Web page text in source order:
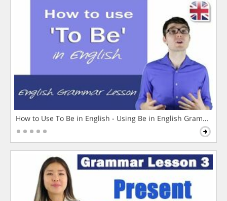
How to Use To Be in English - Using Be in English Grammar